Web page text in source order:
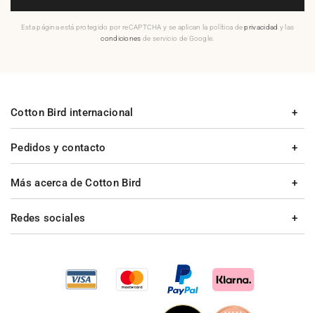
Esta página está protegido por reCAPTCHA y se aplican la política deprivacidad y las
condiciones de servicio de Google.
Pedidos y contacto
Más acerca de Cotton Bird
Cotton Bird internacional
Redes sociales